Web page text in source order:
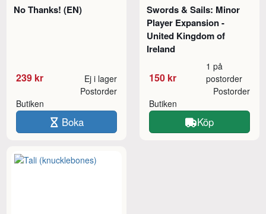
No Thanks! (EN)
239 kr Ej i lager
Butiken
Postorder
Boka
Swords & Sails: Minor
Player Expansion -
United Kingdom of
Ireland
150 kr
1 på
postorder
Butiken
Postorder
Köp